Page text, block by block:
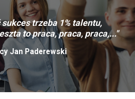
trzeba 1% talentu,
to praca, praca, praca,..."
Jan Paderewski